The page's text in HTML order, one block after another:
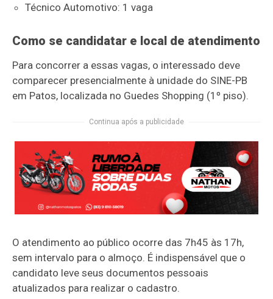
Técnico Automotivo: 1 vaga
Como se candidatar e local de atendimento
Para concorrer a essas vagas, o interessado deve
comparecer presencialmente à unidade do SINE-PB
em Patos, localizada no Guedes Shopping (1º piso).
Continua após a publicidade
O atendimento ao público ocorre das 7h45 às 17h,
sem intervalo para o almoço. É indispensável que o
candidato leve seus documentos pessoais
atualizados para realizar o cadastro.